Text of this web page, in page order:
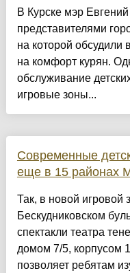
В Курске мэр
представителями
на которой
на комфорт курян.
обслуживание
игровые зоны...
Современные
еще в 15 районах
Так, в новой игровой
Бескудниковском
спектакли театра
домом 7/5, корпусом
позволяет ребятам